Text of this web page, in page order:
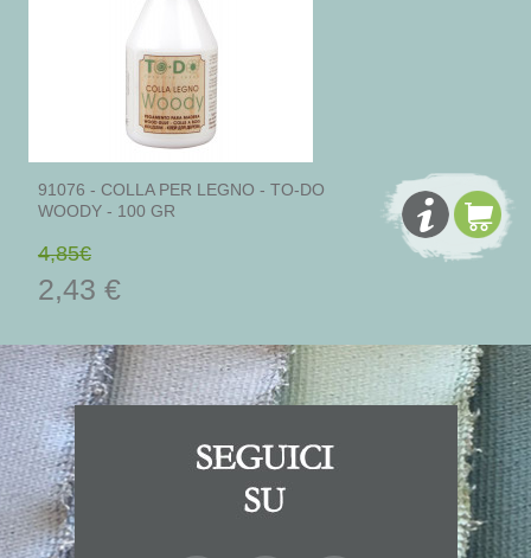
91076 - COLLA PER LEGNO - TO-DO
WOODY - 100 GR
4,85€
2,43 €